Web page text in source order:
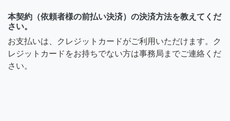
本契約（依頼者様の前払い決済）の決済方法を教えてくだ
さい。
お支払いは、クレジットカードがご利用いただけます。ク
レジットカードをお持ちでない方は事務局までご連絡くだ
さい。